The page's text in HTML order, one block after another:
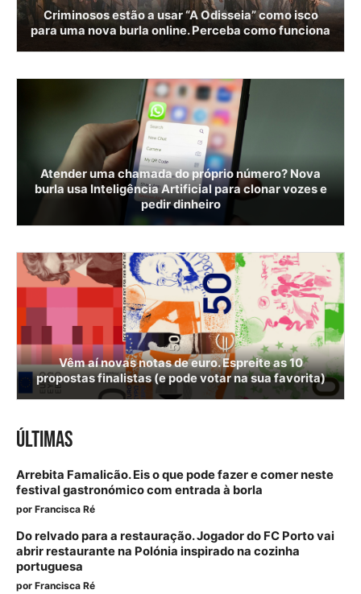
Criminosos estão a usar “A Odisseia” como isco
para uma nova burla online. Perceba como funciona
Atender uma chamada do próprio número? Nova
burla usa Inteligência Artificial para clonar vozes e
pedir dinheiro
Vêm aí novas notas de euro. Espreite as 10
propostas finalistas (e pode votar na sua favorita)
ÚLTIMAS
Arrebita Famalicão. Eis o que pode fazer e comer neste
festival gastronómico com entrada à borla
por Francisca Ré
Do relvado para a restauração. Jogador do FC Porto vai
abrir restaurante na Polónia inspirado na cozinha
portuguesa
por Francisca Ré